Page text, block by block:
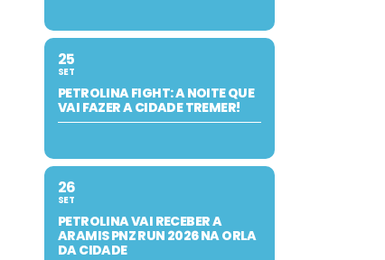
25
SET
PETROLINA FIGHT: A NOITE QUE
VAI FAZER A CIDADE TREMER!
26
SET
PETROLINA VAI RECEBER A
ARAMIS PNZ RUN 2026 NA ORLA
DA CIDADE